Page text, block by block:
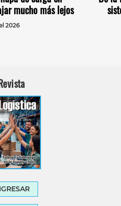
mucho más lejos
2026